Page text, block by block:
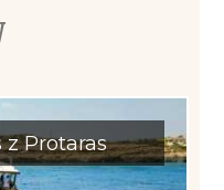
Protaras